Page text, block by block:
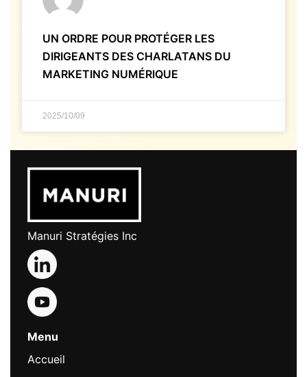
UN ORDRE POUR PROTÉGER LES
DIRIGEANTS DES CHARLATANS DU
MARKETING NUMÉRIQUE
2025/10/09
Manuri Stratégies Inc
Menu
Accueil